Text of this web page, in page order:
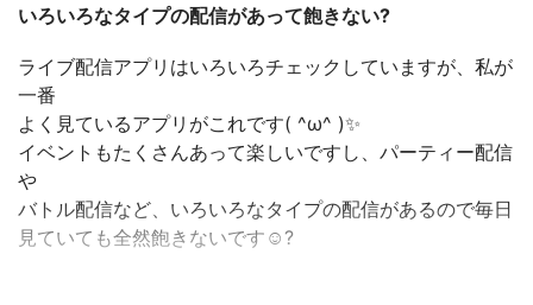
いろいろなタイプの配信があって飽きない?
ライブ配信アプリはいろいろチェックしていますが、私が
一番
よく見ているアプリがこれです( ^ω^ )✨
イベントもたくさんあって楽しいですし、パーティー配信
や
バトル配信など、いろいろなタイプの配信があるので毎日
見ていても全然飽きないです☺️?